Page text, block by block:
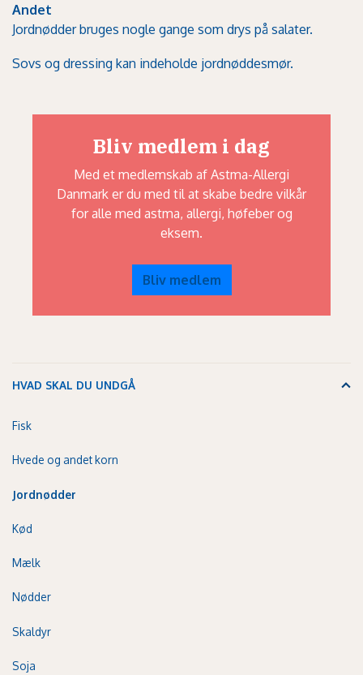
Andet
Jordnødder bruges nogle gange som drys på salater.
Sovs og dressing kan indeholde jordnøddesmør.
Bliv medlem i dag
Med et medlemskab af Astma-Allergi
Danmark er du med til at skabe bedre vilkår
for alle med astma, allergi, høfeber og
eksem.
Bliv medlem
HVAD SKAL DU UNDGÅ
Fisk
Hvede og andet korn
Jordnødder
Kød
Mælk
Nødder
Skaldyr
Soja